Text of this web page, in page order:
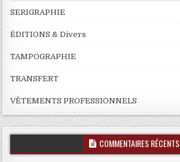
SERIGRAPHIE
ÉDITIONS & Divers
TAMPOGRAPHIE
TRANSFERT
VÊTEMENTS PROFESSIONNELS
COMMENTAIRES RÉCENTS